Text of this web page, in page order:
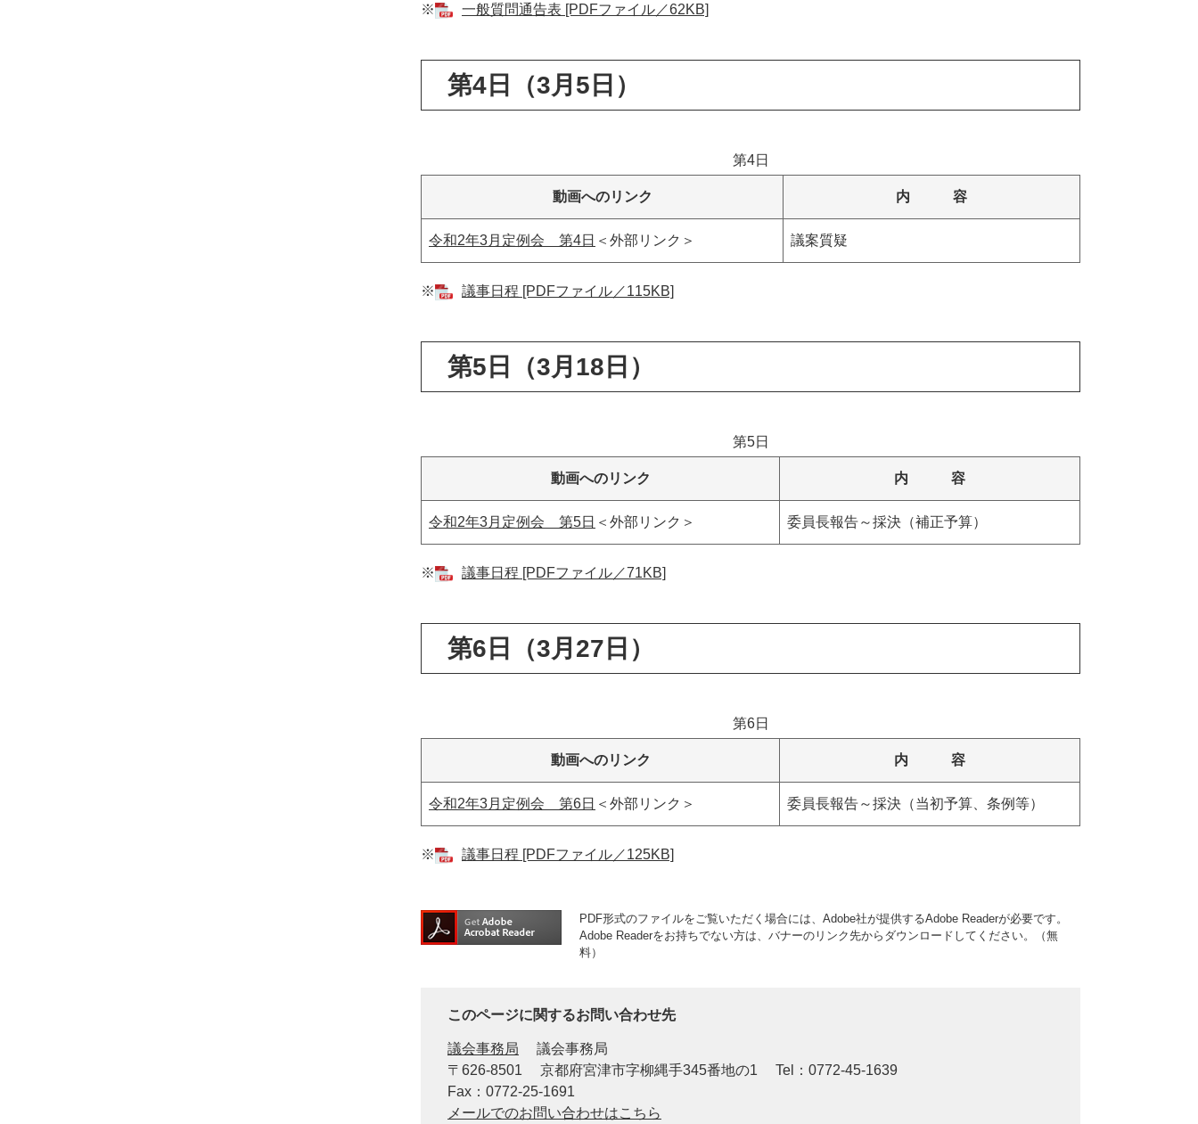
※ 一般質問通告表 [PDFファイル／62KB]
第4日（3月5日）
第4日
動画へのリンク 内 容
令和2年3月定例会 第4日 ＜外部リンク＞ 議案質疑
※ 議事日程 [PDFファイル／115KB]
第5日（3月18日）
第5日
動画へのリンク 内 容
令和2年3月定例会 第5日 ＜外部リンク＞ 委員長報告～採決（補正予算）
※ 議事日程 [PDFファイル／71KB]
第6日（3月27日）
第6日
動画へのリンク 内 容
令和2年3月定例会 第6日 ＜外部リンク＞ 委員長報告～採決（当初予算、条例等）
※ 議事日程 [PDFファイル／125KB]
PDF形式のファイルをご覧いただく場合には、Adobe社が提供するAdobe Readerが必要です。
Adobe Readerをお持ちでない方は、バナーのリンク先からダウンロードしてください。（無
料）
このページに関するお問い合わせ先
議会事務局
議会事務局
〒626-8501
京都府宮津市字柳縄手345番地の1
Tel：0772-45-1639
Fax：0772-25-1691
メールでのお問い合わせはこちら